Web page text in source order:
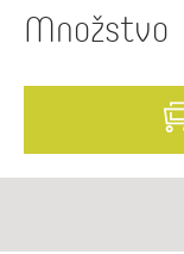
Množstvo